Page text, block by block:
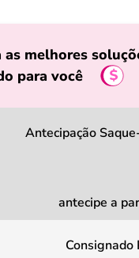
as melhores
para você
Antecipação
antecipe a
Consignado